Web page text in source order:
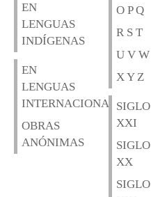
EN
LENGUAS
INDÍGENAS
EN
LENGUAS
INTERNACIONALES
OBRAS
ANÓNIMAS
O P Q
R S T
U V W
X Y Z
SIGLO
XXI
SIGLO
XX
SIGLO